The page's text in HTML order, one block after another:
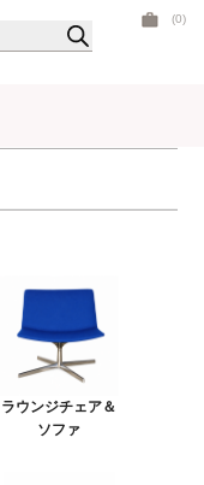
(0)
ラウンジチェア＆
ソファ